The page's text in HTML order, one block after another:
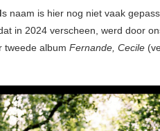
s naam is hier nog niet vaak
in 2024 verscheen, werd door
tweede album Fernande, Cecile